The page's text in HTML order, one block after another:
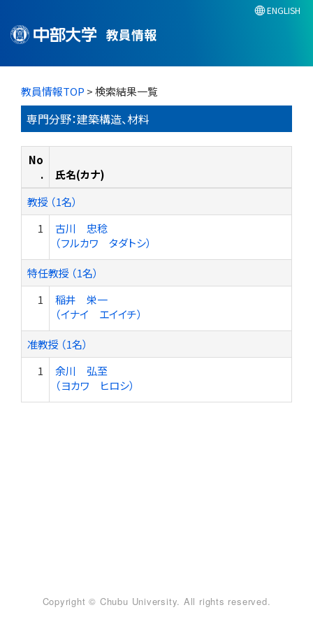
教員情報
ENGLISH
教員情報TOP > 検索結果一覧
専門分野：建築構造、材料
No
.
氏名(カナ)
教授 （1名）
1
古川 忠稔
（フルカワ タダトシ）
特任教授 （1名）
1
稲井 栄一
（イナイ エイイチ）
准教授 （1名）
1
余川 弘至
（ヨカワ ヒロシ）
Copyright © Chubu University. All rights reserved.